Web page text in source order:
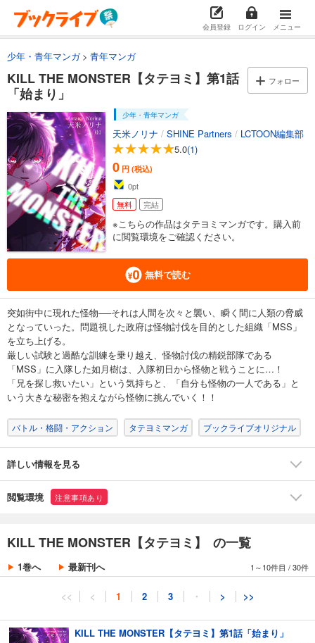
会員登録 ログイン メニュー
少年・青年マンガ 青年マンガ
KILL THE MONSTER【タテヨミ】第1話
「始まり」
フォロー
少年・青年マンガ
天米ノリナ / SHINE Partners / LCTOON編集部
5.0(1)
0 円 (税込)
0pt
無料
完結
※こちらの作品はタテヨミマンガです。購入前
に閲覧環境をご確認ください。
無料で読む
突如街中に現れた怪物──それは人間を次々と襲い、瞬く間に人類の脅威
となっていった。問題視した政府は怪物討伐を目的とした組織「MSS」
を立ち上げる。
厳しい試験と過酷な訓練を乗り越え、怪物討伐の精鋭部隊である
「MSS」に入隊した如月樹は、入隊初日から怪物と戦うことに…！
「兄を探し救いたい」という気持ちと、「自分も怪物の一人である」と
いう大きな秘密を抱えながら怪物に挑んでいく！！
バトル・格闘・アクション タテヨミマンガ ブックライブオリジナル
詳しい情報を見る
閲覧環境 注意事項あり
KILL THE MONSTER【タテヨミ】 の一覧
1巻へ 最新刊へ 1～10件目 /30件
<< < 1 2 3 ・ > >>
KILL THE MONSTER【タテヨミ】第1話「始まり」